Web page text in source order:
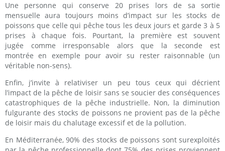
Une personne qui conserve 20 prises lors de sa sortie
mensuelle aura toujours moins d’impact sur les stocks de
poissons que celle qui pêche tous les deux jours et garde 3 à 5
prises à chaque fois. Pourtant, la première est souvent
jugée comme irresponsable alors que la seconde est
montrée en exemple pour avoir su rester raisonnable (un
véritable non-sens).
Enfin, j’invite à relativiser un peu tous ceux qui décrient
l’impact de la pêche de loisir sans se soucier des conséquences
catastrophiques de la pêche industrielle. Non, la diminution
fulgurante des stocks de poissons ne provient pas de la pêche
de loisir mais du chalutage excessif et de la pollution.
En Méditerranée, 90% des stocks de poissons sont surexploités